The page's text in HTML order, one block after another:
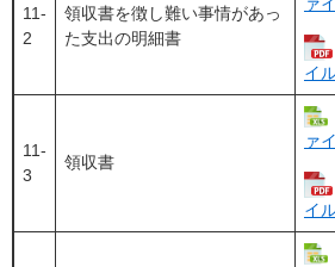
11-
2
領収書を徴し難い事情があっ
た支出の明細書
ァ
イ
11-
3
領収書
ァ
イ